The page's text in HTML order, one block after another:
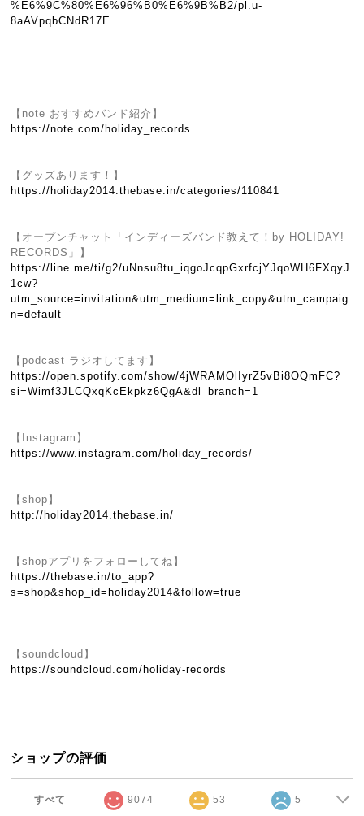
%E6%9C%80%E6%96%B0%E6%9B%B2/pl.u-
8aAVpqbCNdR17E
【note おすすめバンド紹介】
https://note.com/holiday_records
【グッズあります！】
https://holiday2014.thebase.in/categories/110841
【オープンチャット「インディーズバンド教えて！by HOLIDAY!
RECORDS」】
https://line.me/ti/g2/uNnsu8tu_iqgoJcqpGxrfcjYJqoWH6FXqyJ
1cw?
utm_source=invitation&utm_medium=link_copy&utm_campaig
n=default
【podcast ラジオしてます】
https://open.spotify.com/show/4jWRAMOlIyrZ5vBi8OQmFC?
si=Wimf3JLCQxqKcEkpkz6QgA&dl_branch=1
【Instagram】
https://www.instagram.com/holiday_records/
【shop】
http://holiday2014.thebase.in/
【shopアプリをフォローしてね】
https://thebase.in/to_app?
s=shop&shop_id=holiday2014&follow=true
【soundcloud】
https://soundcloud.com/holiday-records
ショップの評価
すべて 9074 53 5